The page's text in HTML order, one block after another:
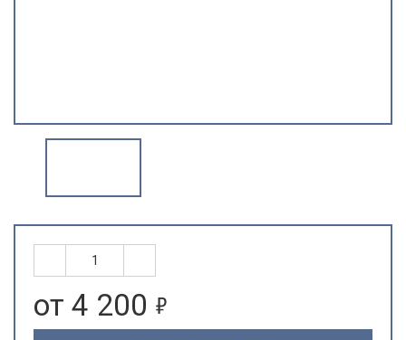
от 4 200 5